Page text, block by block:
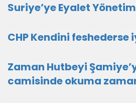
Suriye’ye Eyalet
CHP Kendini feshederse
Zaman Hutbeyi
camisinde okuma